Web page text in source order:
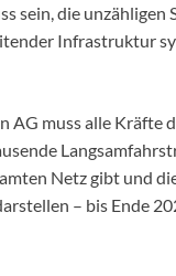
sein, die unzähligen
Infrastruktur
AG muss alle Kräfte
Netz gibt und
– bis Ende